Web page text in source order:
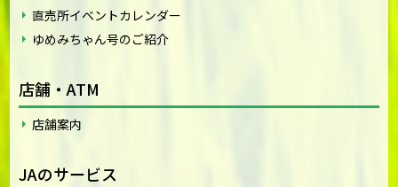
直売所イベントカレンダー
ゆめみちゃん号のご紹介
店舗・ATM
店舗案内
JAのサービス